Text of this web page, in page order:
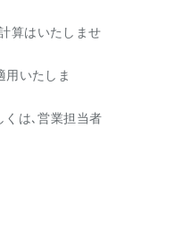
算はいたしませ
いたしま
は､営業担当者